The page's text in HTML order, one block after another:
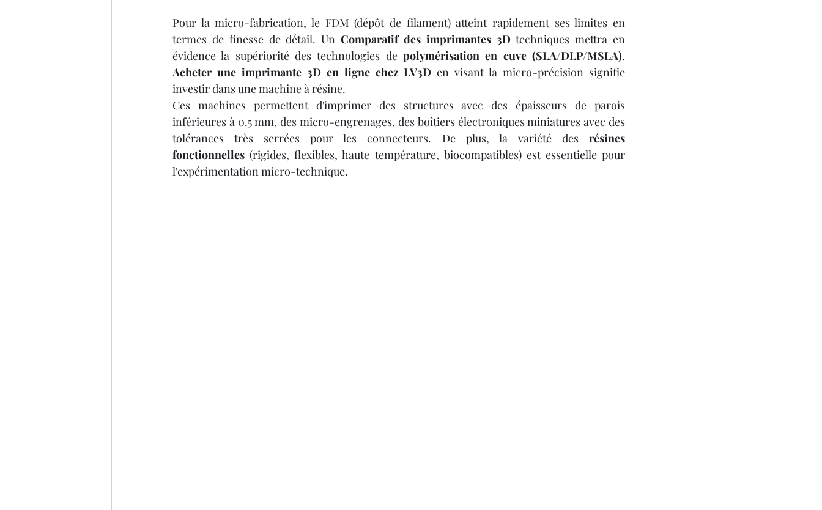
Pour la micro-fabrication, le FDM (dépôt de filament) atteint rapidement ses limites en
termes de finesse de détail. Un Comparatif des imprimantes 3D techniques mettra en
évidence la supériorité des technologies de polymérisation en cuve (SLA/DLP/MSLA)
Acheter une imprimante 3D en ligne chez LV3D en visant la micro-précision signifie
investir dans une machine à résine.
Ces machines permettent d'imprimer des structures avec des épaisseurs de parois
inférieures à 0.5 mm, des micro-engrenages, des boîtiers électroniques miniatures avec des
tolérances très serrées pour les connecteurs. De plus, la variété des résines
fonctionnelles (rigides, flexibles, haute température, biocompatibles) est essentielle pour
l'expérimentation micro-technique.